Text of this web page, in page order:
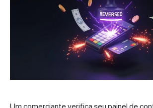
Um comerciante verifica seu painel de